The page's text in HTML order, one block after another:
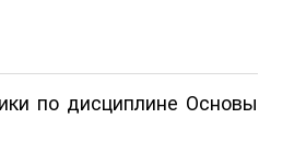
по дисциплине Основы